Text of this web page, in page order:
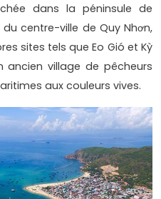
dans la péninsule de
centre-ville de Quy Nhơn,
sites tels que Eo Gió et Kỳ
ancien village de pêcheurs
aux couleurs vives.